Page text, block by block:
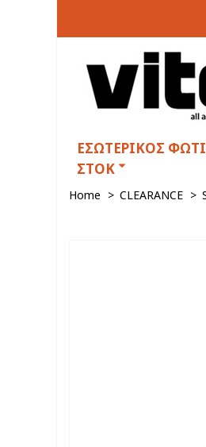
ΕΣΩΤΕΡΙΚΟΣ
ΣΤΟΚ
Home > CLEARANCE >